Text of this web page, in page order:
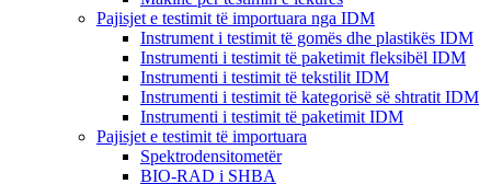
Pajisjet e testimit të importuara nga IDM
Instrument i testimit të gomës dhe plastikës IDM
Instrumenti i testimit të paketimit fleksibël IDM
Instrumenti i testimit të tekstilit IDM
Instrumenti i testimit të kategorisë së shtratit IDM
Instrumenti i testimit të paketimit IDM
Pajisjet e testimit të importuara
Spektrodensitometër
BIO-RAD i SHBA